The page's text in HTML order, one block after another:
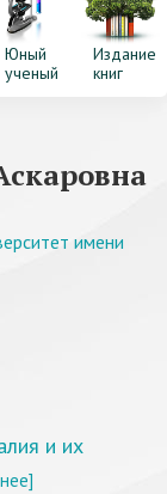
Юный
ученый
Издание
книг
имени
и их